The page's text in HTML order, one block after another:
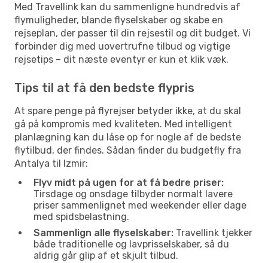
Med Travellink kan du sammenligne hundredvis af
flymuligheder, blande flyselskaber og skabe en
rejseplan, der passer til din rejsestil og dit budget. Vi
forbinder dig med uovertrufne tilbud og vigtige
rejsetips – dit næste eventyr er kun et klik væk.
Tips til at få den bedste flypris
At spare penge på flyrejser betyder ikke, at du skal
gå på kompromis med kvaliteten. Med intelligent
planlægning kan du låse op for nogle af de bedste
flytilbud, der findes. Sådan finder du budgetfly fra
Antalya til Izmir:
Flyv midt på ugen for at få bedre priser:
Tirsdage og onsdage tilbyder normalt lavere
priser sammenlignet med weekender eller dage
med spidsbelastning.
Sammenlign alle flyselskaber: Travellink tjekker
både traditionelle og lavprisselskaber, så du
aldrig går glip af et skjult tilbud.